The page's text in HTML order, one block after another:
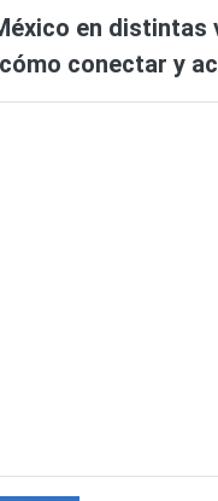
en distintas
conectar y